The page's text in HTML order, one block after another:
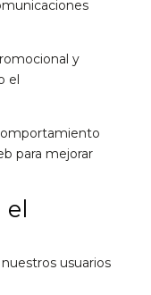
y
el
para mejorar
el
usuarios